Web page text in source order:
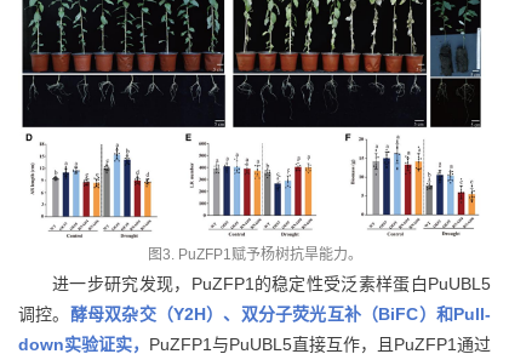
图3. PuZFP1赋予杨树抗旱能力。
进一步研究发现，PuZFP1的稳定性受泛素样蛋白PuUBL5
调控。 酵母双杂交（Y2H）、双分子荧光互补（BiFC）和Pull-
down实验证实， PuZFP1与PuUBL5直接互作，且PuZFP1通过